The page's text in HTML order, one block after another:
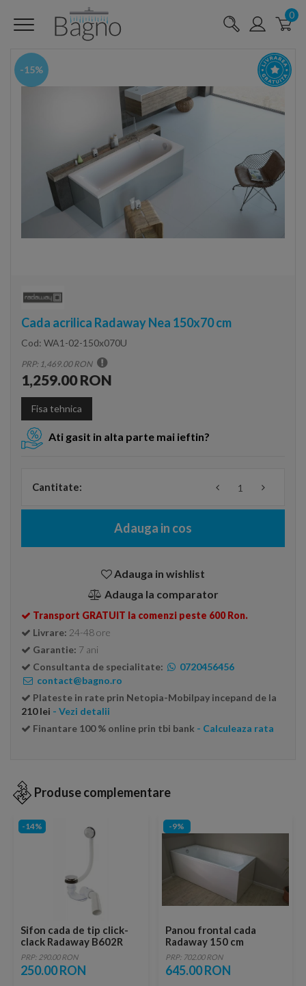
0
-15%
Cada acrilica Radaway Nea 150x70 cm
Cod: WA1-02-150x070U
PRP: 1,469.00 RON
1,259.00 RON
Fisa tehnica
Ati gasit in alta parte mai ieftin?
Cantitate:
Adauga in cos
Adauga in wishlist
Adauga la comparator
Transport GRATUIT la comenzi peste 600 Ron.
Livrare: 24-48 ore
Garantie: 7 ani
Consultanta de specialitate:
0720456456
contact@bagno.ro
Plateste in rate prin Netopia-Mobilpay incepand de la
210 lei - Vezi detalii
Finantare 100 % online prin tbi bank - Calculeaza rata
Produse complementare
-14%
Sifon cada de tip click-
clack Radaway B602R
PRP: 290.00 RON
250.00 RON
-9%
Panou frontal cada
Radaway 150 cm
PRP: 702.00 RON
645.00 RON